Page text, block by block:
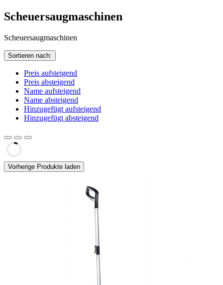
Scheuersaugmaschinen
Scheuersaugmaschinen
Sortieren nach:
Preis aufsteigend
Preis absteigend
Name aufsteigend
Name absteigend
Hinzugefügt aufsteigend
Hinzugefügt absteigend
Vorherige Produkte laden